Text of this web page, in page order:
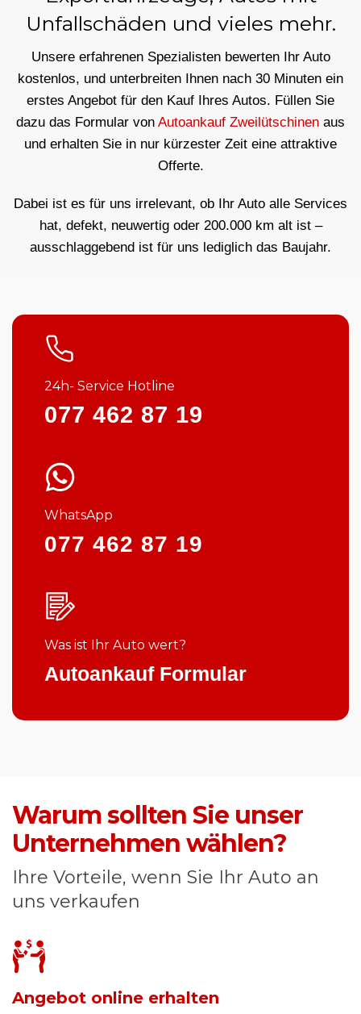
Unfallschäden und vieles mehr.
Unsere erfahrenen Spezialisten bewerten Ihr Auto
kostenlos, und unterbreiten Ihnen nach 30 Minuten ein
erstes Angebot für den Kauf Ihres Autos. Füllen Sie
dazu das Formular von Autoankauf Zweilütschinen aus
und erhalten Sie in nur kürzester Zeit eine attraktive
Offerte.
Dabei ist es für uns irrelevant, ob Ihr Auto alle Services
hat, defekt, neuwertig oder 200.000 km alt ist –
ausschlaggebend ist für uns lediglich das Baujahr.
24h- Service Hotline
077 462 87 19
WhatsApp
077 462 87 19
Was ist Ihr Auto wert?
Autoankauf Formular
Warum sollten Sie unser
Unternehmen wählen?
Ihre Vorteile, wenn Sie Ihr Auto an
uns verkaufen
Angebot online erhalten